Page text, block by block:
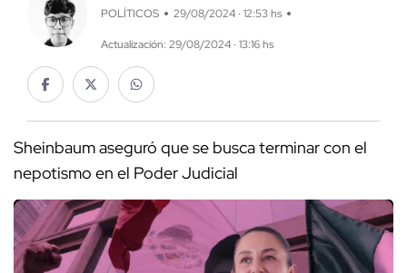
POLÍTICOS 29/08/2024 · 12:53 hs
Actualización: 29/08/2024 · 13:16 hs
Sheinbaum aseguró que se busca terminar con el
nepotismo en el Poder Judicial